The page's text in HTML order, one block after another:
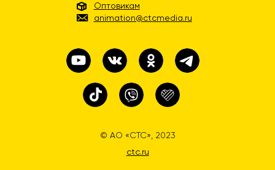
Оптовикам
animation@ctcmedia.ru
© АО «СТС», 2023
ctc.ru